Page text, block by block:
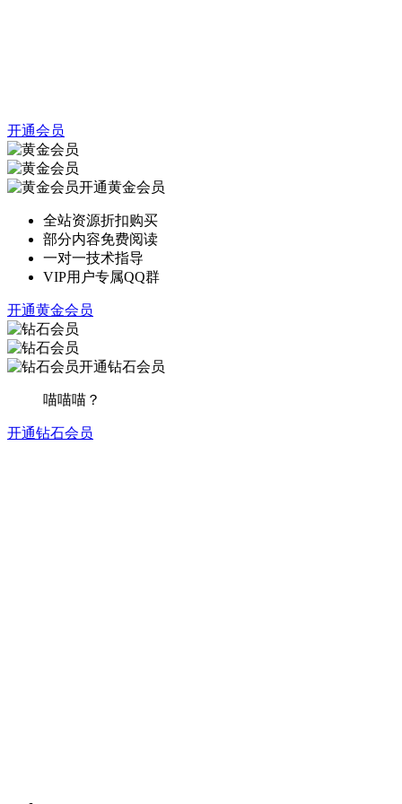
开通会员
开通黄金会员
全站资源折扣购买
部分内容免费阅读
一对一技术指导
VIP用户专属QQ群
开通黄金会员
开通钻石会员
喵喵喵？
开通钻石会员